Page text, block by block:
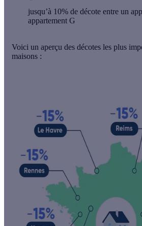
jusqu’à 10% de décote entre un
appartement G
Voici un aperçu des décotes les plus
maisons :